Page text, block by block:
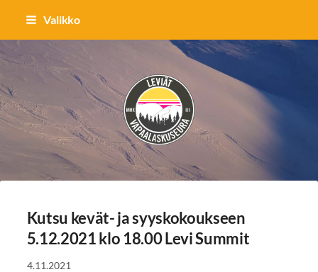
Siirry
Valikko
Vapaalaskuseura Leviät ry
Kutsu kevät- ja syyskokoukseen
5.12.2021 klo 18.00 Levi Summit
4.11.2021